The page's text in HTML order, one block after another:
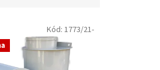
Kód: 1773/21-